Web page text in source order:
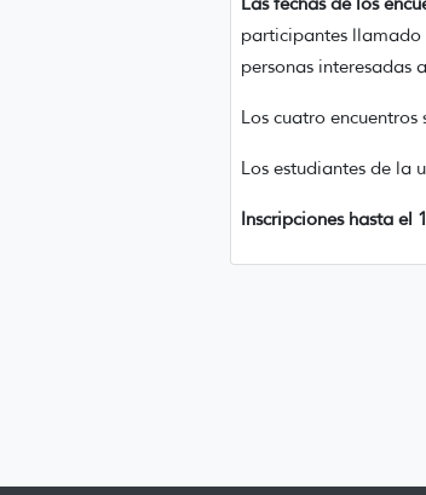
participantes llamado
personas interesadas
Los cuatro encuentros
Los estudiantes de la
Inscripciones hasta el